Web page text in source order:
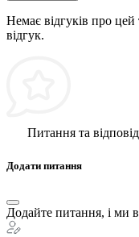
Немає відгуків про
відгук.
Питання та
Додати питання
Додайте питання, і ми